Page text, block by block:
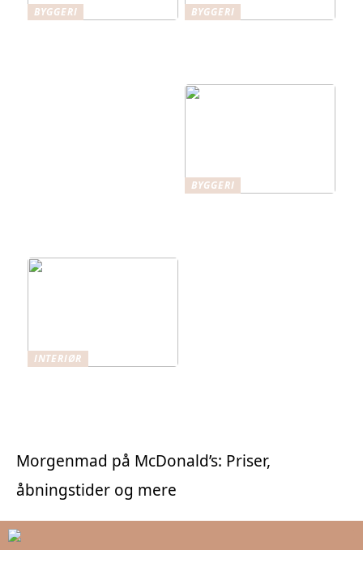
BYGGERI BYGGERI
BYGGERI
INTERIØR
Morgenmad på McDonald’s: Priser,
åbningstider og mere